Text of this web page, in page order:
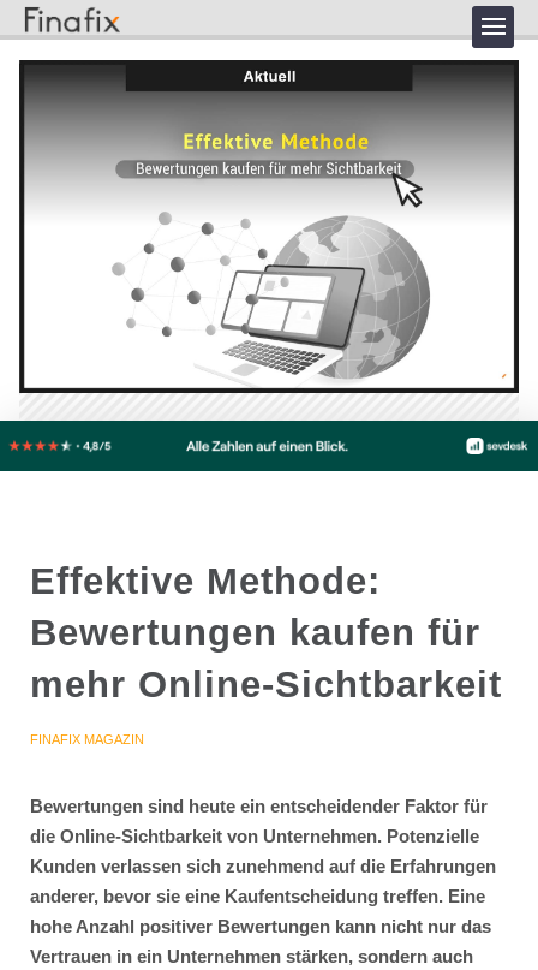
Effektive Methode:
Bewertungen kaufen für
mehr Online-Sichtbarkeit
FINAFIX MAGAZIN
Bewertungen sind heute ein entscheidender Faktor für
die Online-Sichtbarkeit von Unternehmen. Potenzielle
Kunden verlassen sich zunehmend auf die Erfahrungen
anderer, bevor sie eine Kaufentscheidung treffen. Eine
hohe Anzahl positiver Bewertungen kann nicht nur das
Vertrauen in ein Unternehmen stärken, sondern auch